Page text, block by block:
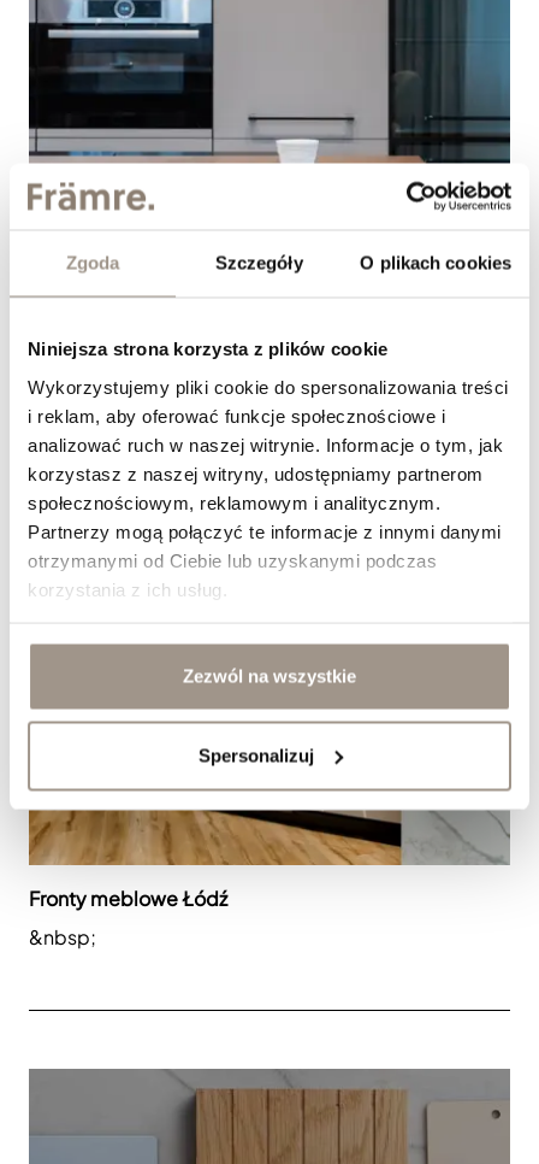
Zgoda Szczegóły O plikach cookies
Niniejsza strona korzysta z plików cookie
Wykorzystujemy pliki cookie do spersonalizowania treści
i reklam, aby oferować funkcje społecznościowe i
analizować ruch w naszej witrynie. Informacje o tym, jak
korzystasz z naszej witryny, udostępniamy partnerom
społecznościowym, reklamowym i analitycznym.
Partnerzy mogą połączyć te informacje z innymi danymi
otrzymanymi od Ciebie lub uzyskanymi podczas
korzystania z ich usług.
Zezwól na wszystkie
Spersonalizuj
modern classic?
Fronty meblowe Łódź
&nbsp;